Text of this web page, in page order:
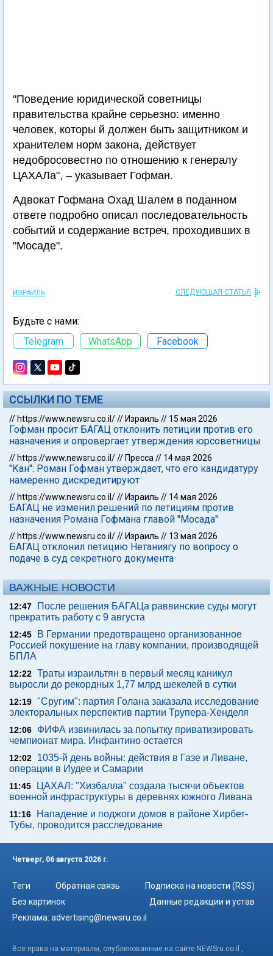
"Поведение юридической советницы
правительства крайне серьезно: именно
человек, которы й должен быть защитником и
хранителем норм закона, действует
недобросовестно по отношению к генералу
ЦАХАЛа", – указывает Гофман.
Адвокат Гофмана Охад Шалем в поданном
ответе подробно описал последовательность
событий и содержание встреч, проходивших в
"Мосаде".
ИЗРАИЛЬ СЛЕДУЮЩАЯ СТАТЬЯ
Будьте с нами:
Telegram
WhatsApp Facebook
ССЫЛКИ ПО ТЕМЕ
// https://www.newsru.co.il/// Израиль // 15 мая 2026
Гофман просит БАГАЦ отклонить петиции против его
назначения и опровергает утверждения юрсоветницы
// https://www.newsru.co.il/// Пресса // 14 мая 2026
"Кан": Роман Гофман утверждает, что его кандидатуру
намеренно дискредитируют
// https://www.newsru.co.il/// Израиль // 14 мая 2026
БАГАЦ не изменил решений по петициям против
назначения Романа Гофмана главой "Мосада"
// https://www.newsru.co.il/// Израиль // 13 мая 2026
БАГАЦ отклонил петицию Нетаниягу по вопросу о
подаче в суд секретного документа
ВАЖНЫЕ НОВОСТИ
12:47
После решения БАГАЦа раввинские суды могут
прекратить работу с 9 августа
12:45
В Германии предотвращено организованное
Россией покушение на главу компании, производящей
БПЛА
12:22 Траты израильтян в первый месяц каникул
выросли до рекордных 1,77 млрд шекелей в сутки
12:19 "Сругим": партия Голана заказала исследование
электоральных перспектив партии Трупера-Хенделя
12:06
ФИФА извинилась за попытку приватизировать
чемпионат мира. Инфантино остается
12:02
1035-й день войны: действия в Газе и Ливане,
операции в Иудее и Самарии
11:45
ЦАХАЛ: "Хизбалла" создала тысячи объектов
военной инфраструктуры в деревнях южного Ливана
11:16
Нападение и поджоги домов в районе Хирбет-
Тубы, проводится расследование
Четверг, 06 августа 2026 г.
Теги Обратная связь
Подписка на новости (RSS)
Без картинок
Данные редакции и устав
Реклама: advertising@newsru.co.il
Все права на материалы, опубликованные на сайте NEWSru.co.il ,